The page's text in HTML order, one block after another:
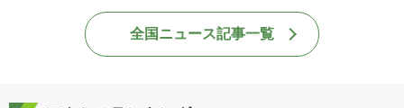
全国ニュース記事一覧